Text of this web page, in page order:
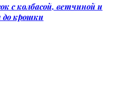
с колбасой, ветчиной и
до крошки